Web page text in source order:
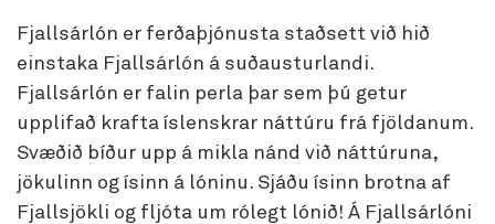
Fjallsárlón er ferðaþjónusta staðsett við hið
einstaka Fjallsárlón á suðausturlandi.
Fjallsárlón er falin perla þar sem þú getur
upplifað krafta íslenskrar náttúru frá fjöldanum.
Svæðið bíður upp á mikla nánd við náttúruna,
jökulinn og ísinn á lóninu. Sjáðu ísinn brotna af
Fjallsjökli og fljóta um rólegt lónið! Á Fjallsárlóni